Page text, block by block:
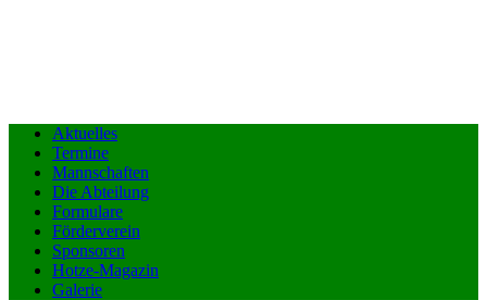
Aktuelles
Termine
Mannschaften
Die Abteilung
Formulare
Förderverein
Sponsoren
Hotze-Magazin
Galerie